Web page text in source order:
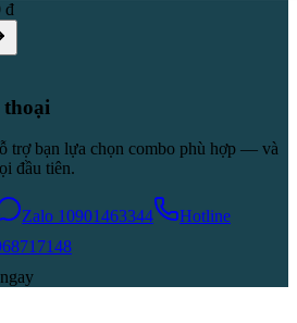
đ
trợ bạn lựa chọn combo phù hợp — và
đầu tiên.
Zalo 10901463344
Hotline